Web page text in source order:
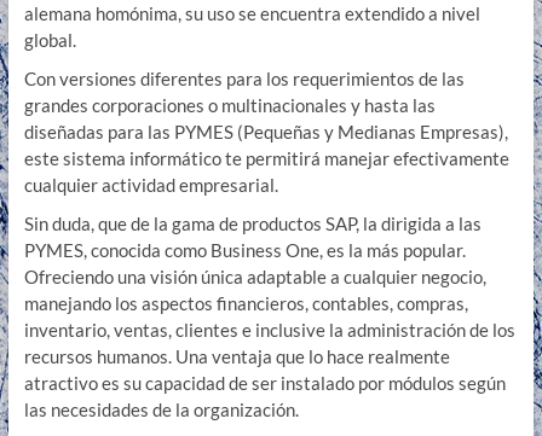
alemana homónima, su uso se encuentra extendido a nivel
global.
Con versiones diferentes para los requerimientos de las
grandes corporaciones o multinacionales y hasta las
diseñadas para las PYMES (Pequeñas y Medianas Empresas),
este sistema informático te permitirá manejar efectivamente
cualquier actividad empresarial.
Sin duda, que de la gama de productos SAP, la dirigida a las
PYMES, conocida como Business One, es la más popular.
Ofreciendo una visión única adaptable a cualquier negocio,
manejando los aspectos financieros, contables, compras,
inventario, ventas, clientes e inclusive la administración de los
recursos humanos. Una ventaja que lo hace realmente
atractivo es su capacidad de ser instalado por módulos según
las necesidades de la organización.